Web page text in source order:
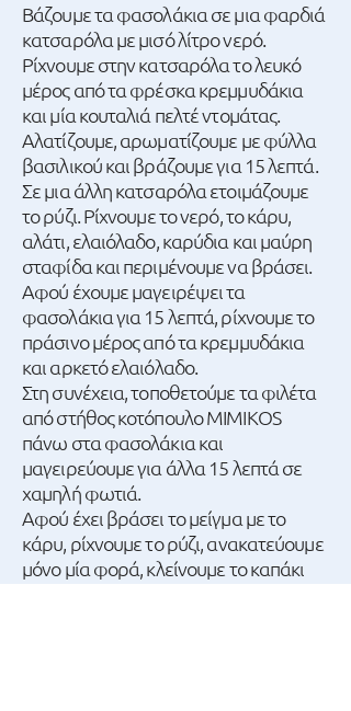
Βάζουμε τα φασολάκια σε μια φαρδιά
κατσαρόλα με μισό λίτρο νερό.
Ρίχνουμε στην κατσαρόλα το λευκό
μέρος από τα φρέσκα κρεμμυδάκια
και μία κουταλιά πελτέ ντομάτας.
Αλατίζουμε, αρωματίζουμε με φύλλα
βασιλικού και βράζουμε για 15 λεπτά.
Σε μια άλλη κατσαρόλα ετοιμάζουμε
το ρύζι. Ρίχνουμε το νερό, το κάρυ,
αλάτι, ελαιόλαδο, καρύδια και μαύρη
σταφίδα και περιμένουμε να βράσει.
Αφού έχουμε μαγειρέψει τα
φασολάκια για 15 λεπτά, ρίχνουμε το
πράσινο μέρος από τα κρεμμυδάκια
και αρκετό ελαιόλαδο.
Στη συνέχεια, τοποθετούμε τα φιλέτα
από στήθος κοτόπουλο MIMIKOS
πάνω στα φασολάκια και
μαγειρεύουμε για άλλα 15 λεπτά σε
χαμηλή φωτιά.
Αφού έχει βράσει το μείγμα με το
κάρυ, ρίχνουμε το ρύζι, ανακατεύουμε
μόνο μία φορά, κλείνουμε το καπάκι